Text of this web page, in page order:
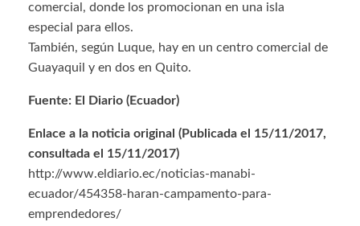
comercial, donde los promocionan en una isla
especial para ellos.
También, según Luque, hay en un centro comercial de
Guayaquil y en dos en Quito.
Fuente: El Diario (Ecuador)
Enlace a la noticia original (Publicada el 15/11/2017,
consultada el 15/11/2017)
http://www.eldiario.ec/noticias-manabi-
ecuador/454358-haran-campamento-para-
emprendedores/